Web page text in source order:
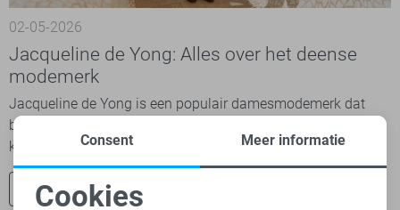
02-05-2026
Jacqueline de Yong: Alles over het deense
modemerk
Jacqueline de Yong is een populair damesmodemerk dat
bekendstaat om zijn trendy, betaalbare en toegankelijke
kleding. Het merk maakt deel uit van de Deense...
Ontdek nu
Consent Meer informatie
Cookies